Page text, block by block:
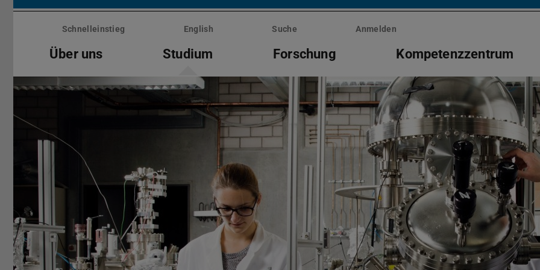
Menü
überspringenSchnelleinstieg English Suche Anmelden
Über uns Studium Forschung Kompetenzzentrum